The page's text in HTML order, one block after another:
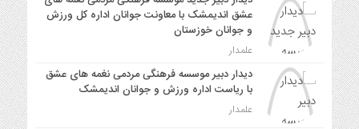
عشق اندیمشک با معاونت جوانان اداره کل ورزش
و جوانان خوزستان
علمدار
دیدار دبیر موسسه فرهنگی مردمی نغمه های عشق
با ریاست اداره ورزش و جوانان اندیمشک
علمدار